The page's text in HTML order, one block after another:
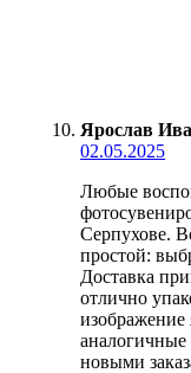
Ярослав
02.05.2025
Любые
Серпухове.
простой:
Доставка
отлично
изображение
аналогичные
новыми